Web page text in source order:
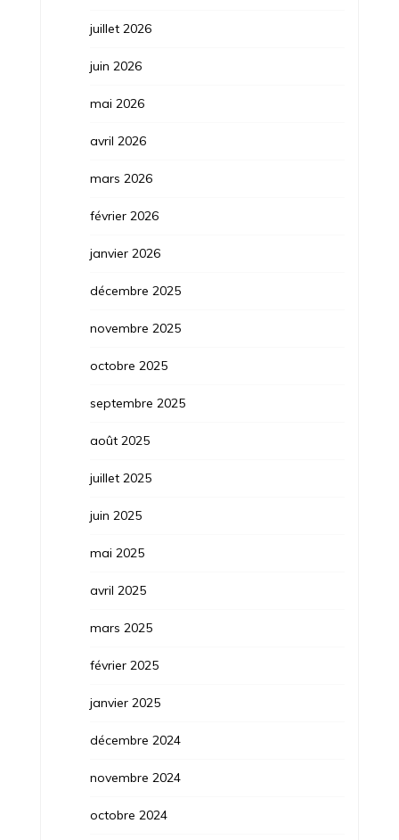
juillet 2026
juin 2026
mai 2026
avril 2026
mars 2026
février 2026
janvier 2026
décembre 2025
novembre 2025
octobre 2025
septembre 2025
août 2025
juillet 2025
juin 2025
mai 2025
avril 2025
mars 2025
février 2025
janvier 2025
décembre 2024
novembre 2024
octobre 2024